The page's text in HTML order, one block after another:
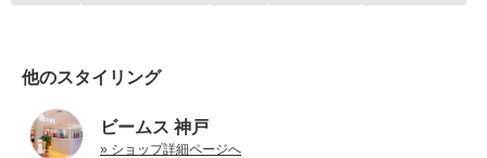
他のスタイリング
ビームス 神戸
» ショップ詳細ページへ